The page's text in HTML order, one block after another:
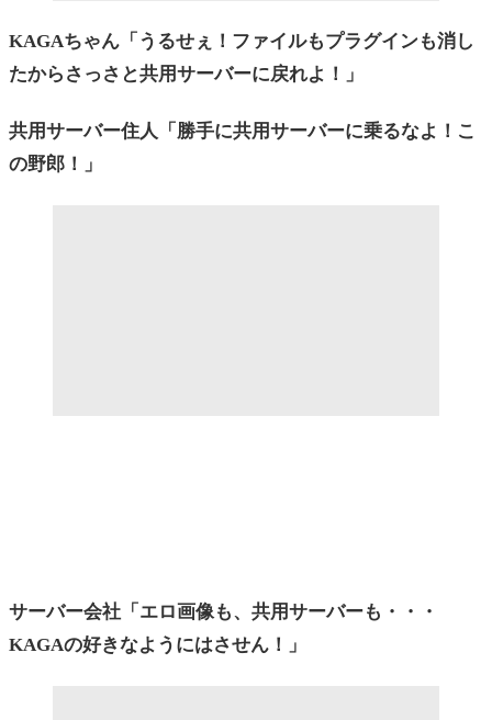
KAGAちゃん「うるせぇ！ファイルもプラグインも消し
たからさっさと共用サーバーに戻れよ！」
共用サーバー住人「勝手に共用サーバーに乗るなよ！こ
の野郎！」
サーバー会社「エロ画像も、共用サーバーも・・・
KAGAの好きなようにはさせん！」